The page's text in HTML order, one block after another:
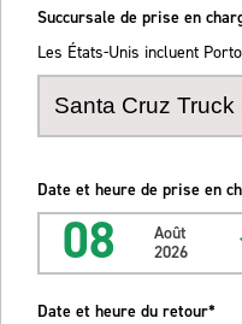
Succursale de prise en
Les États-Unis incluent
Date et heure de prise en
08
Août
2026
Date et heure du retour*